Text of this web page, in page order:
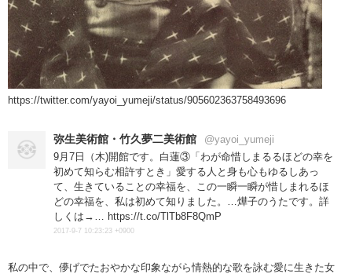
https://twitter.com/yayoi_yumeji/status/905602363758493696
弥生美術館・竹久夢二美術館
@yayoi_yumeji
9月7日（木)開館です。白蓮③「わが命惜しまるるほどの幸を
初めて知らむ相許すとき」愛する人と身も心もゆるしあっ
て、生きていることの幸福を、この一瞬一瞬が惜しまれるほ
どの幸福を、私は初めて知りました。…燁子のうたです。詳
しくは→… https://t.co/TlTb8F8QmP
2017-9-7 10:23:23 +0900
私の中で、儚げでたおやかな印象ながら情熱的な歌を詠む愛に生きた女